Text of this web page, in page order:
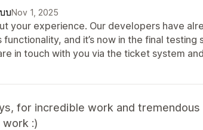
บNov 1, 2025
your experience. Our developers have
and it’s now in the final
in touch with you via the ticket system
for incredible work and
:)